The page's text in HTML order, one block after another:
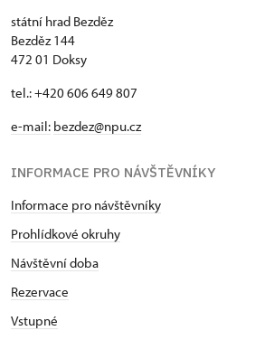
státní hrad Bezděz
Bezděz 144
472 01 Doksy
tel.: +420 606 649 807
e-mail: bezdez@npu.cz
INFORMACE PRO NÁVŠTĚVNÍKY
Informace pro návštěvníky
Prohlídkové okruhy
Návštěvní doba
Rezervace
Vstupné